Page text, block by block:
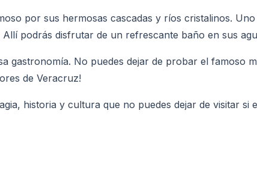
por sus hermosas cascadas y ríos cristalinos.
podrás disfrutar de un refrescante baño en sus
gastronomía. No puedes dejar de probar el famoso
de Veracruz!
historia y cultura que no puedes dejar de visitar